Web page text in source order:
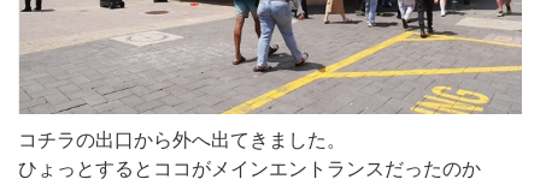
コチラの出口から外へ出てきました。
ひょっとするとココがメインエントランスだったのか